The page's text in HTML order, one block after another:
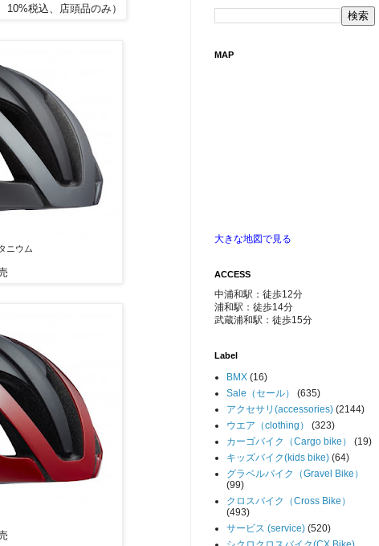
税込、店頭品のみ）
ニウム
MAP
大きな地図で見る
ACCESS
中浦和駅：徒歩12分
浦和駅：徒歩14分
武蔵浦和駅：徒歩15分
Label
BMX (16)
Sale（セール）
(635)
アクセサリ(accessories) (2144)
ウエア（clothing）
(323)
カーゴバイク（Cargo bike）
(19)
キッズバイク(kids bike) (64)
グラベルバイク（Gravel Bike）
(99)
クロスバイク（Cross Bike）
(493)
サービス (service) (520)